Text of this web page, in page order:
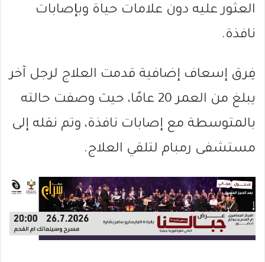
العثور عليه دون علامات حياة وبإصابات
نافذة.
فِرق إسعاف إضافية قدمت العلاج لرجل آخر
يبلغ من العمر 20 عامًا، حيث وصفت حالته
بالمتوسطة مع إصابات نافذة، وتم نقله إلى
مستشفى رمبام لتلقي العلاج.